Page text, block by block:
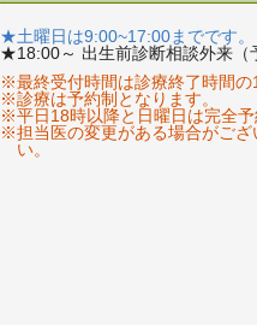
★土曜日は9:00~17:00までです。
★18:00～ 出生前診断相談外来（
※最終受付時間は診療終了時間の
※診療は予約制となります。
※平日18時以降と日曜日は完全予
※担当医の変更がある場合がござ
い。